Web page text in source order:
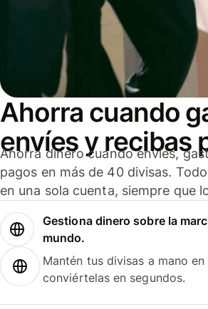
Ahorra cuando
envíes y recibas
Ahorra dinero cuando envíes,
pagos en más de 40 divisas.
en una sola cuenta, siempre que
Gestiona dinero sobre la
mundo.
Mantén tus divisas a mano
conviértelas en segundos.